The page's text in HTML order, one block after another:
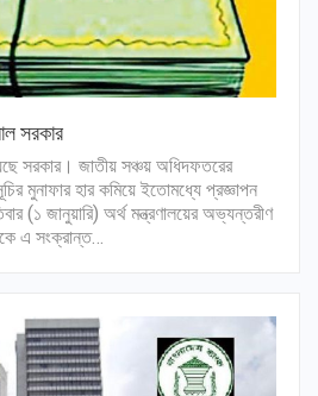
সরকার
সরকার। জাতীয় সঞ্চয় অধিদফতরের
মুনাফার হার কমিয়ে ইতোমধ্যে প্রজ্ঞাপন
(১ জানুয়ারি) অর্থ মন্ত্রণালয়ের অভ্যন্তরীণ
এ সংক্রান্ত…